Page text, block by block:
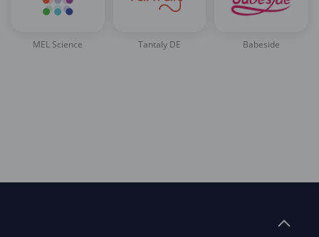
MEL Science Tantaly DE Babeside